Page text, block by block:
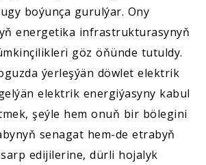
boýunça gurulýar. Ony
energetika infrastrukturasynyň
göz öňünde tutuldy.
ýerleşýän döwlet elektrik
elektrik energiýasyny kabul
şeýle hem onuň bir bölegini
senagat hem-de etrabyň
edijilerine, dürli hojalyk